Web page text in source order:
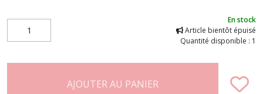
En stock
Article bientôt épuisé
Quantité disponible : 1
AJOUTER AU PANIER